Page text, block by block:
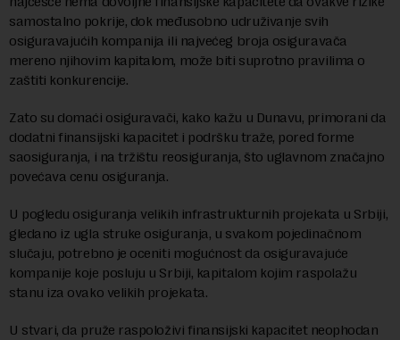
samostalno pokrije, dok međusobno udruživanje svih
osiguravajućih kompanija ili najvećeg broja osiguravača
mereno njihovim kapitalom, može biti suprotno pravilima o
zaštiti konkurencije.
Zato su domaći osiguravači, kako kažu u Dunavu, primorani da
dodatni finansijski kapacitet i podršku traže, pored forme
saosiguranja, i na tržištu reosiguranja, što uglavnom značajno
povećava cenu osiguranja.
U pogledu osiguranja velikih infrastrukturnih projekata u Srbiji,
gledano iz ugla struke osiguranja, u svakom pojedinačnom
slučaju, potrebno je oceniti mogućnost da osiguravajuće
kompanije koje posluju u Srbiji, kapitalom kojim raspolažu
stanu iza ovako velikih projekata.
U stvari, da pruže raspoloživi finansijski kapacitet neophodan